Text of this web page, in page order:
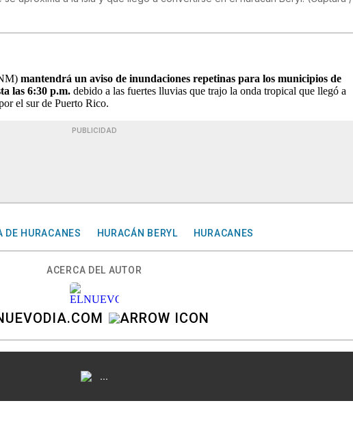
mantendrá un aviso de inundaciones repetinas para los municipios de
las 6:30 p.m. debido a las fuertes lluvias que trajo la onda tropical que llegó a
el sur de Puerto Rico.
PUBLICIDAD
DE HURACANES HURACÁN BERYL HURACANES
ACERCA DEL AUTOR
...